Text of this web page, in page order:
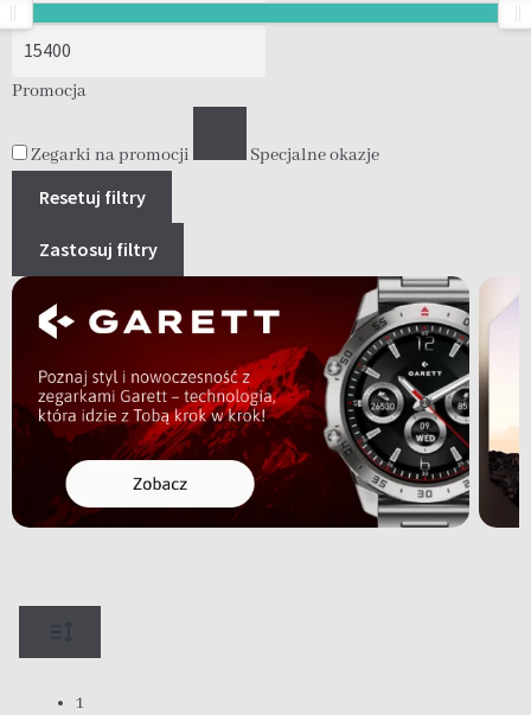
Promocja
Zegarki na promocji Specjalne okazje
Resetuj filtry
Zastosuj filtry
1